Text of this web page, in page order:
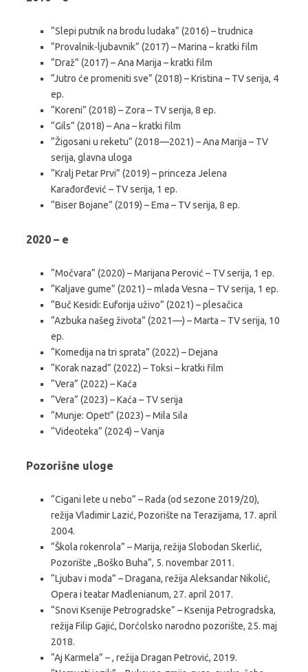
“Slepi putnik na brodu ludaka” (2016) – trudnica
“Provalnik-ljubavnik” (2017) – Marina – kratki film
“Draž” (2017) – Ana Marija – kratki film
“Jutro će promeniti sve” (2018) – Kristina – TV serija, 4
ep.
“Koreni” (2018) – Zora – TV serija, 8 ep.
“Gils” (2018) – Ana – kratki film
“Žigosani u reketu” (2018—2021) – Ana Marija – TV
serija, glavna uloga
“Kralj Petar Prvi” (2019) – princeza Jelena
Karađorđević – TV serija, 1 ep.
“Biser Bojane” (2019) – Ema – TV serija, 8 ep.
2020 – e
“Močvara” (2020) – Marijana Perović – TV serija, 1 ep.
“Kaljave gume” (2021) – mlada Vesna – TV serija, 1 ep.
“Buč Kesidi: Euforija uživo” (2021) – plesačica
“Azbuka našeg života” (2021—) – Marta – TV serija, 10
ep.
“Komedija na tri sprata” (2022) – Dejana
“Korak nazad” (2022) – Toksi – kratki film
“Vera” (2022) – Kaća
“Vera” (2023) – Kaća – TV serija
“Munje: Opet!” (2023) – Mila Sila
“Videoteka” (2024) – Vanja
Pozorišne uloge
“Cigani lete u nebo” – Rada (od sezone 2019/20),
režija Vladimir Lazić, Pozorište na Terazijama, 17. april
2004.
“Škola rokenrola” – Marija, režija Slobodan Skerlić,
Pozorište „Boško Buha”, 5. novembar 2011.
“Ljubav i moda” – Dragana, režija Aleksandar Nikolić,
Opera i teatar Madlenianum, 27. april 2017.
“Snovi Ksenije Petrogradske” – Ksenija Petrogradska,
režija Filip Gajić, Dorćolsko narodno pozorište, 25. maj
2018.
“Aj Karmela” – , režija Dragan Petrović, 2019.